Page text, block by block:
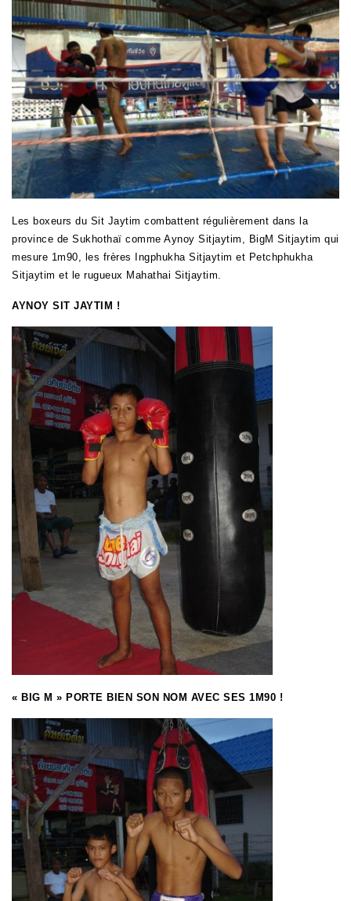
Les boxeurs du Sit Jaytim combattent régulièrement dans la
province de Sukhothaï comme Aynoy Sitjaytim, BigM Sitjaytim qui
mesure 1m90, les frères Ingphukha Sitjaytim et Petchphukha
Sitjaytim et le rugueux Mahathai Sitjaytim.
AYNOY SIT JAYTIM !
« BIG M » PORTE BIEN SON NOM AVEC SES 1M90 !